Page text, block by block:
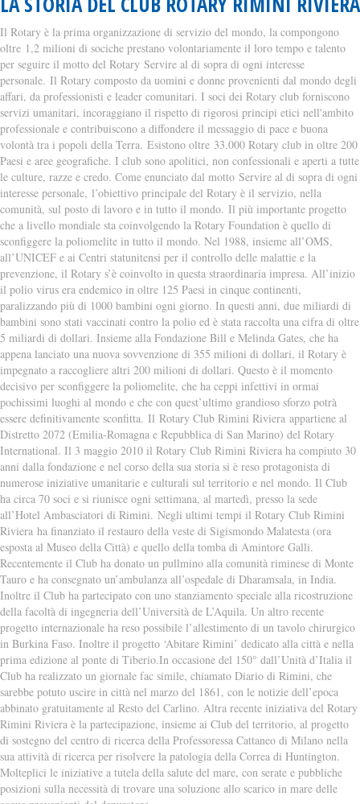
Il Rotary è la prima organizzazione di servizio del mondo, la compongono
oltre 1,2 milioni di sociche prestano volontariamente il loro tempo e talento
per seguire il motto del Rotary Servire al di sopra di ogni interesse
personale. Il Rotary composto da uomini e donne provenienti dal mondo degli
affari, da professionisti e leader comunitari. I soci dei Rotary club forniscono
servizi umanitari, incoraggiano il rispetto di rigorosi principi etici nell'ambito
professionale e contribuiscono a diffondere il messaggio di pace e buona
volontà tra i popoli della Terra. Esistono oltre 33.000 Rotary club in oltre 200
Paesi e aree geografiche. I club sono apolitici, non confessionali e aperti a tutte
le culture, razze e credo. Come enunciato dal motto Servire al di sopra di ogni
interesse personale, l’obiettivo principale del Rotary è il servizio, nella
comunità, sul posto di lavoro e in tutto il mondo. Il più importante progetto
che a livello mondiale sta coinvolgendo la Rotary Foundation è quello di
sconfiggere la poliomelite in tutto il mondo. Nel 1988, insieme all’OMS,
all’UNICEF e ai Centri statunitensi per il controllo delle malattie e la
prevenzione, il Rotary s’è coinvolto in questa straordinaria impresa. All’inizio
il polio virus era endemico in oltre 125 Paesi in cinque continenti,
paralizzando più di 1000 bambini ogni giorno. In questi anni, due miliardi di
bambini sono stati vaccinati contro la polio ed è stata raccolta una cifra di oltre
5 miliardi di dollari. Insieme alla Fondazione Bill e Melinda Gates, che ha
appena lanciato una nuova sovvenzione di 355 milioni di dollari, il Rotary è
impegnato a raccogliere altri 200 milioni di dollari. Questo è il momento
decisivo per sconfiggere la poliomelite, che ha ceppi infettivi in ormai
pochissimi luoghi al mondo e che con quest’ultimo grandioso sforzo potrà
essere definitivamente sconfitta. Il Rotary Club Rimini Riviera appartiene al
Distretto 2072 (Emilia-Romagna e Repubblica di San Marino) del Rotary
International. Il 3 maggio 2010 il Rotary Club Rimini Riviera ha compiuto 30
anni dalla fondazione e nel corso della sua storia si è reso protagonista di
numerose iniziative umanitarie e culturali sul territorio e nel mondo. Il Club
ha circa 70 soci e si riunisce ogni settimana, al martedì, presso la sede
all’Hotel Ambasciatori di Rimini. Negli ultimi tempi il Rotary Club Rimini
Riviera ha finanziato il restauro della veste di Sigismondo Malatesta (ora
esposta al Museo della Città) e quello della tomba di Amintore Galli.
Recentemente il Club ha donato un pullmino alla comunità riminese di Monte
Tauro e ha consegnato un’ambulanza all’ospedale di Dharamsala, in India.
Inoltre il Club ha partecipato con uno stanziamento speciale alla ricostruzione
della facoltà di ingegneria dell’Università de L’Aquila. Un altro recente
progetto internazionale ha reso possibile l’allestimento di un tavolo chirurgico
in Burkina Faso. Inoltre il progetto ‘Abitare Rimini’ dedicato alla città e nella
prima edizione al ponte di Tiberio.In occasione del 150° dall’Unità d’Italia il
Club ha realizzato un giornale fac simile, chiamato Diario di Rimini, che
sarebbe potuto uscire in città nel marzo del 1861, con le notizie dell’epoca
abbinato gratuitamente al Resto del Carlino. Altra recente iniziativa del Rotary
Rimini Riviera è la partecipazione, insieme ai Club del territorio, al progetto
di sostegno del centro di ricerca della Professoressa Cattaneo di Milano nella
sua attività di ricerca per risolvere la patologia della Correa di Huntington.
Molteplici le iniziative a tutela della salute del mare, con serate e pubbliche
posizioni sulla necessità di trovare una soluzione allo scarico in mare delle